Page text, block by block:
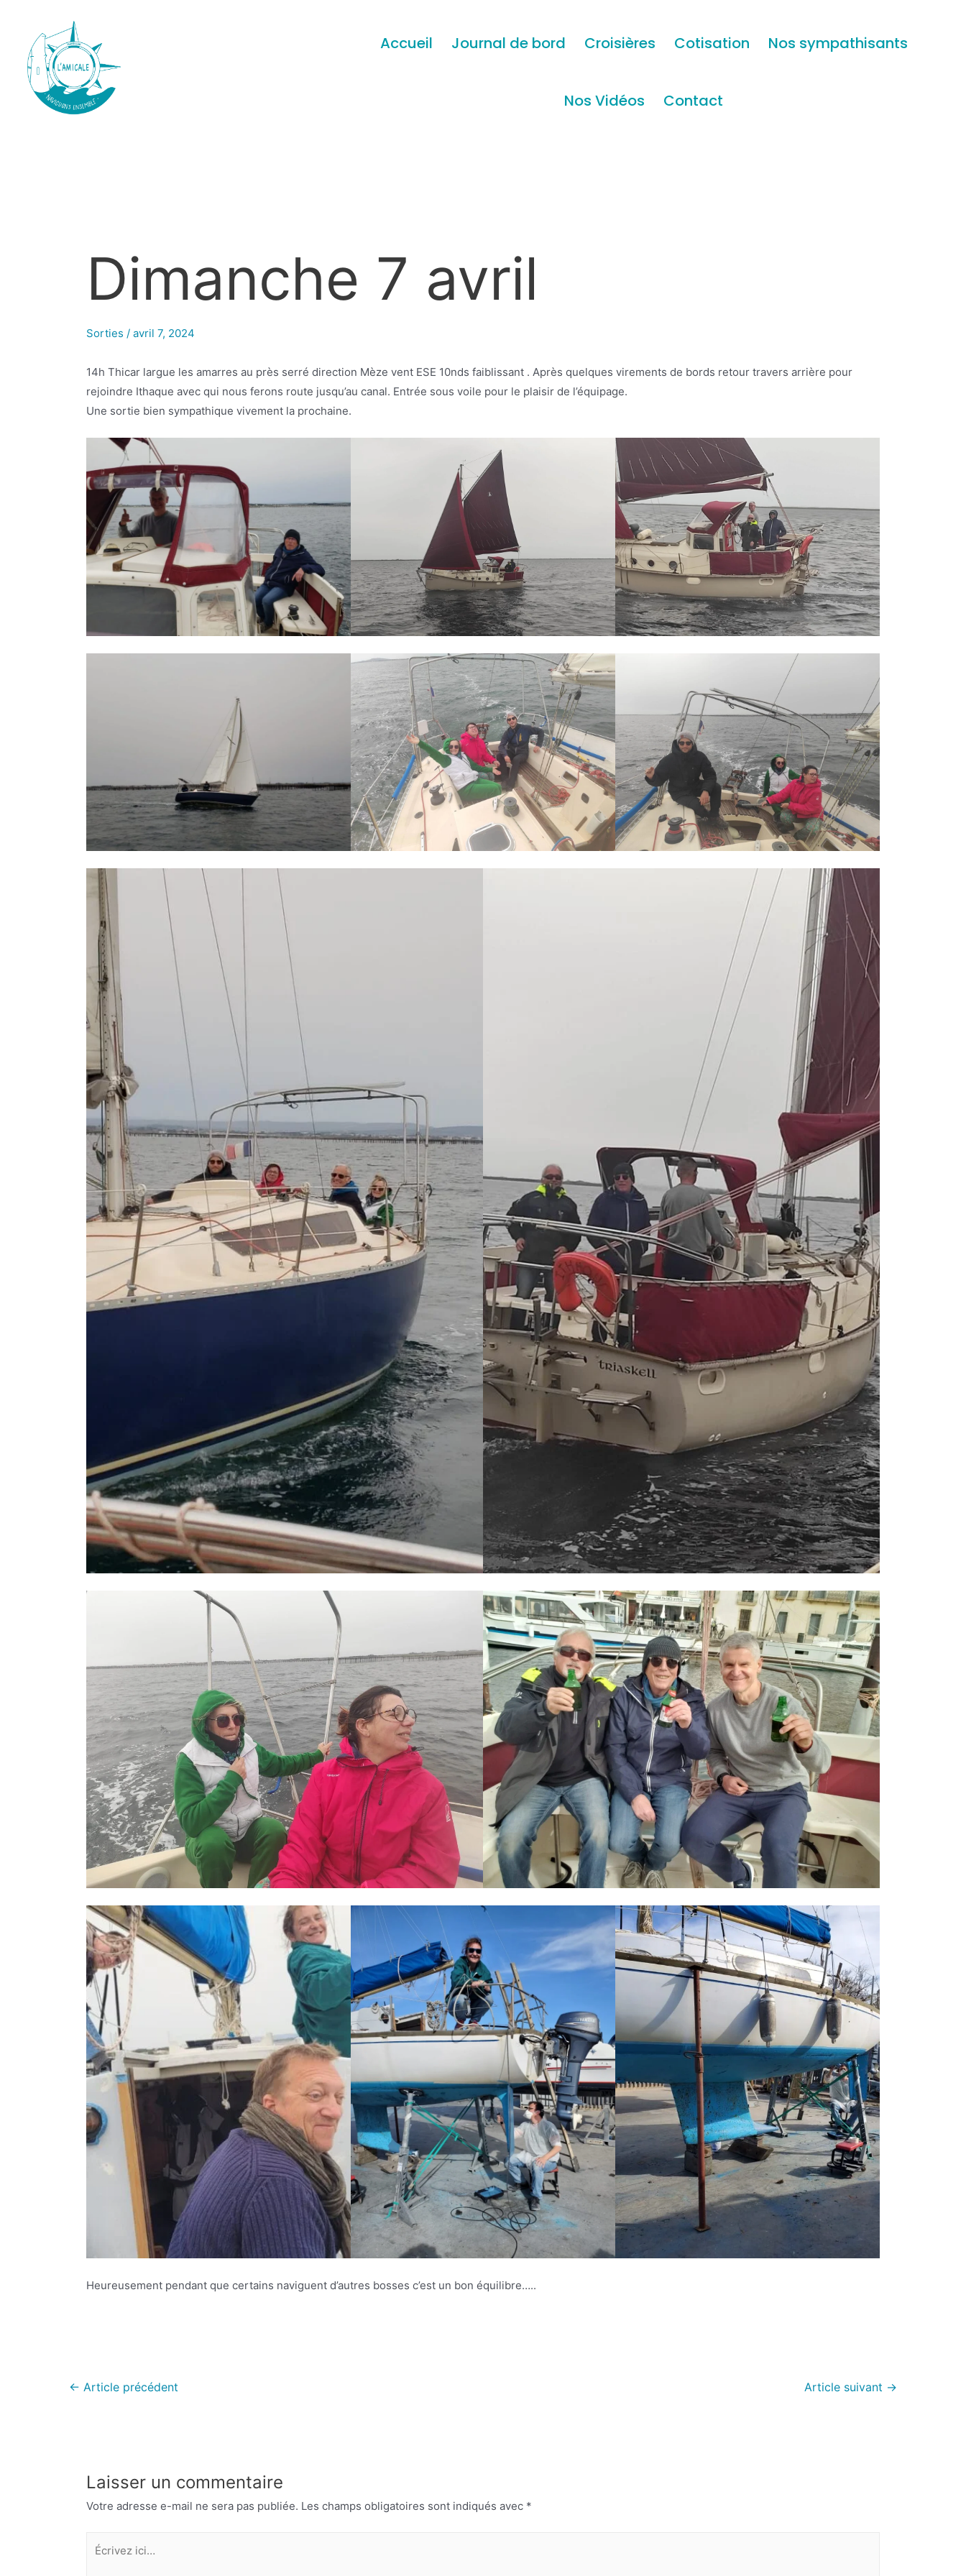
Accueil Journal de bord Croisières Cotisation Nos sympathisants
Nos Vidéos Contact
Dimanche 7 avril
Sorties /avril 7, 2024
14h Thicar largue les amarres au près serré direction Mèze vent ESE 10nds faiblissant . Après quelques virements de bords retour travers arrière pour
rejoindre Ithaque avec qui nous ferons route jusqu’au canal. Entrée sous voile pour le plaisir de l’équipage.
Une sortie bien sympathique vivement la prochaine.
Heureusement pendant que certains naviguent d’autres bosses c’est un bon équilibre…..
← Article précédent Article suivant →
Laisser un commentaire
Votre adresse e-mail ne sera pas publiée. Les champs obligatoires sont indiqués avec *